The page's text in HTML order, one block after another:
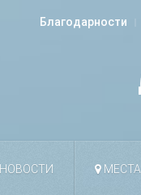
Благодарности
НОВОСТИ МЕСТА